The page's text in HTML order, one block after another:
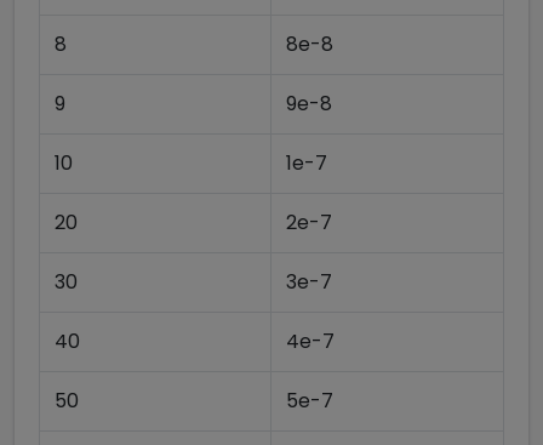
8 8e-8
9 9e-8
10 1e-7
20 2e-7
30 3e-7
40 4e-7
50 5e-7